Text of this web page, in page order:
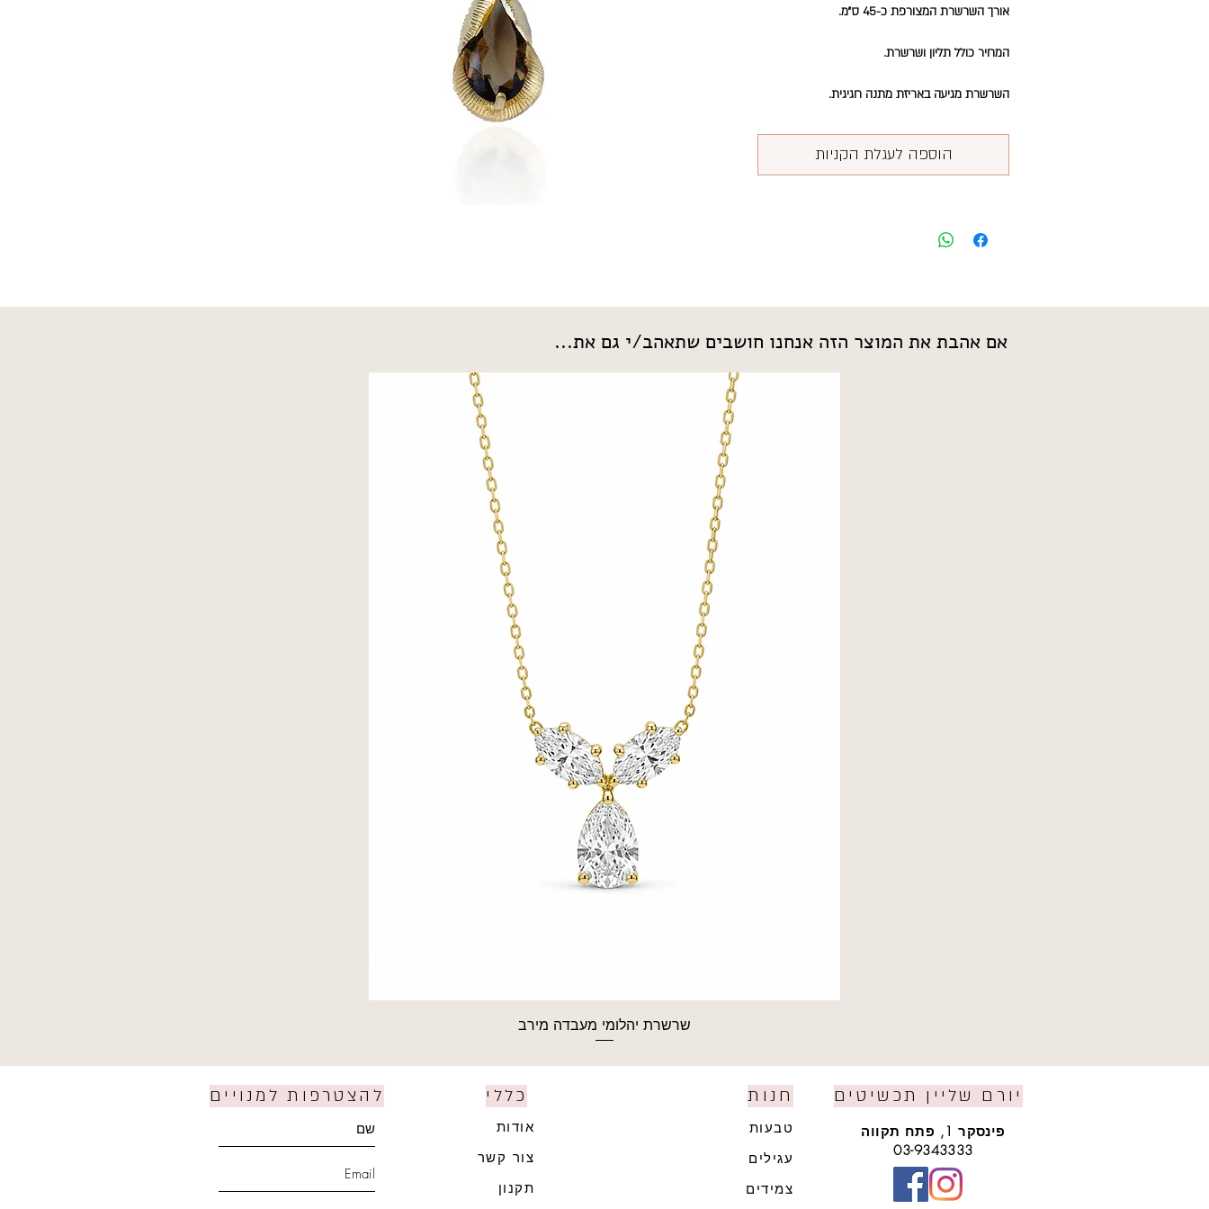
השרשרת מגיעה באריזת מתנה חגיגית.
הוספה לעגלת הקניות
אם אהבת את המוצר הזה אנחנו חושבים שתאהב/י גם את...
שרשרת יהלומי מעבדה מירב
להצטרפות למנויים כללי
אודות
צור קשר
תקנון
חנות
טבעות
עגילים
צמידים
יורם שליין תכשיטים
פינסקר 1, פתח תקווה
03-9343333